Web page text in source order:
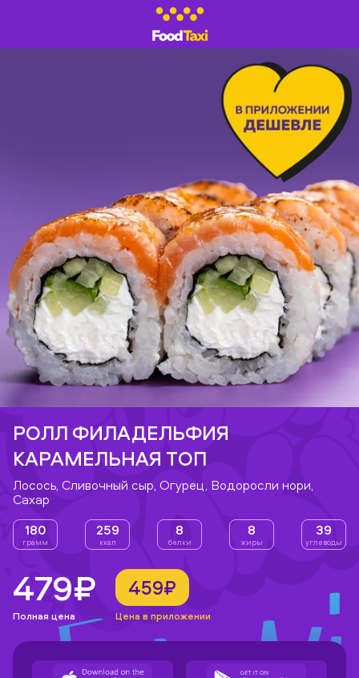
РОЛЛ ФИЛАДЕЛЬФИЯ
КАРАМЕЛЬНАЯ ТОП
Лосось, Сливочный сыр, Огурец, Водоросли нори,
Сахар
180
грамм
259
ккал
8
белки
8
жиры
39
углеводы
479₽
Полная цена
459₽
Цена в приложении